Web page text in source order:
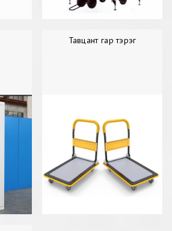
Тавцант гар тэрэг